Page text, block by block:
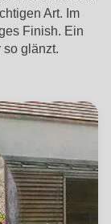
Art. Im
Finish. Ein
so glänzt.